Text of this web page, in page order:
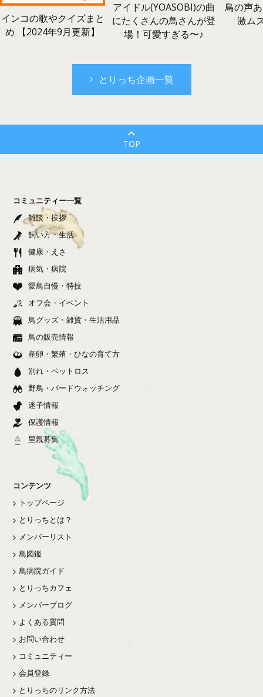
インコの歌やクイズまと
め 【2024年9月更新】
アイドル(YOASOBI)の曲
にたくさんの鳥さんが登
場！可愛すぎる〜♪
鳥の声
激ム
とりっち企画一覧
TOP
コミュニティー一覧
雑談・挨拶
飼い方・生活
健康・えさ
病気・病院
愛鳥自慢・特技
オフ会・イベント
鳥グッズ・雑貨・生活用品
鳥の販売情報
産卵・繁殖・ひなの育て方
別れ・ペットロス
野鳥・バードウォッチング
迷子情報
保護情報
里親募集
コンテンツ
トップページ
とりっちとは？
メンバーリスト
鳥図鑑
鳥病院ガイド
とりっちカフェ
メンバーブログ
よくある質問
お問い合わせ
コミュニティー
会員登録
とりっちのリンク方法